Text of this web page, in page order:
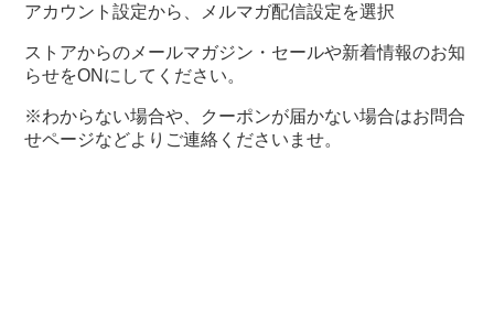
アカウント設定から、メルマガ配信設定を選択
ストアからのメールマガジン・セールや新着情報のお知
らせをONにしてください。
※わからない場合や、クーポンが届かない場合はお問合
せページなどよりご連絡くださいませ。